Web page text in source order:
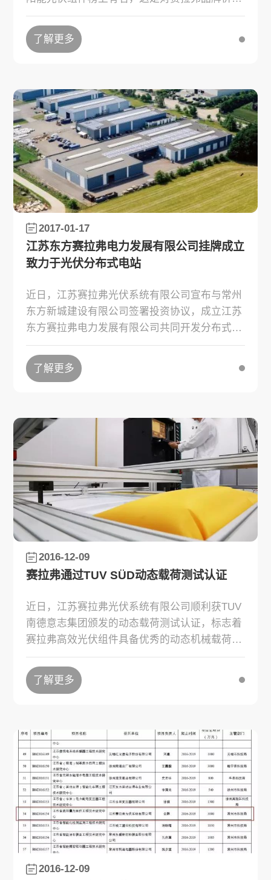
的认可，也是对公司经营管理的肯定，将有利于
提升公司产品的知名度及市场影响力。
了解更多
2017-01-17
江苏东方赛拉弗电力发展有限公司挂牌成立
致力于光伏分布式电站
近日，江苏赛拉弗光伏系统有限公司宣布与常州
东方新城建设有限公司签署投资协议，成立江苏
东方赛拉弗电力发展有限公司共同开发分布式光
伏发电项目。
了解更多
2016-12-09
赛拉弗通过TUV SÜD动态载荷测试认证
近日，江苏赛拉弗光伏系统有限公司顺利获TUV
南德意志集团颁发的动态载荷测试认证，标志着
赛拉弗高效光伏组件具备优秀的动态机械载荷性
能。
了解更多
2016-12-09